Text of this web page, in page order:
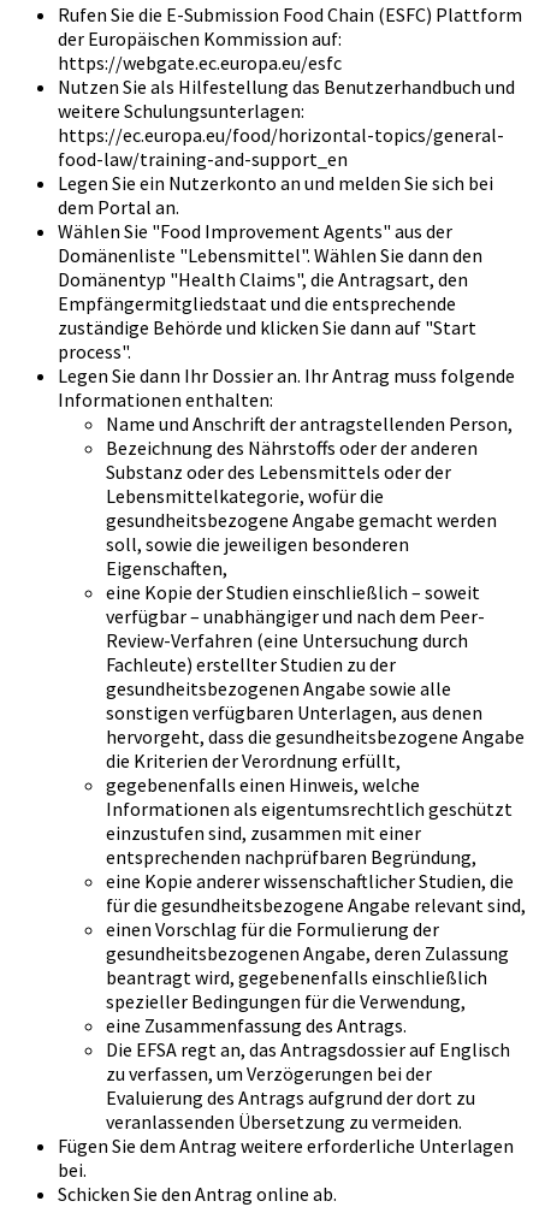
Rufen Sie die E-Submission Food Chain (ESFC) Plattform
der Europäischen Kommission auf:
https://webgate.ec.europa.eu/esfc
Nutzen Sie als Hilfestellung das Benutzerhandbuch und
weitere Schulungsunterlagen:
https://ec.europa.eu/food/horizontal-topics/general-
food-law/training-and-support_en
Legen Sie ein Nutzerkonto an und melden Sie sich bei
dem Portal an.
Wählen Sie "Food Improvement Agents" aus der
Domänenliste "Lebensmittel". Wählen Sie dann den
Domänentyp "Health Claims", die Antragsart, den
Empfängermitgliedstaat und die entsprechende
zuständige Behörde und klicken Sie dann auf "Start
process".
Legen Sie dann Ihr Dossier an. Ihr Antrag muss folgende
Informationen enthalten:
Name und Anschrift der antragstellenden Person,
Bezeichnung des Nährstoffs oder der anderen
Substanz oder des Lebensmittels oder der
Lebensmittelkategorie, wofür die
gesundheitsbezogene Angabe gemacht werden
soll, sowie die jeweiligen besonderen
Eigenschaften,
eine Kopie der Studien einschließlich – soweit
verfügbar – unabhängiger und nach dem Peer-
Review-Verfahren (eine Untersuchung durch
Fachleute) erstellter Studien zu der
gesundheitsbezogenen Angabe sowie alle
sonstigen verfügbaren Unterlagen, aus denen
hervorgeht, dass die gesundheitsbezogene Angabe
die Kriterien der Verordnung erfüllt,
gegebenenfalls einen Hinweis, welche
Informationen als eigentumsrechtlich geschützt
einzustufen sind, zusammen mit einer
entsprechenden nachprüfbaren Begründung,
eine Kopie anderer wissenschaftlicher Studien, die
für die gesundheitsbezogene Angabe relevant sind,
einen Vorschlag für die Formulierung der
gesundheitsbezogenen Angabe, deren Zulassung
beantragt wird, gegebenenfalls einschließlich
spezieller Bedingungen für die Verwendung,
eine Zusammenfassung des Antrags.
Die EFSA regt an, das Antragsdossier auf Englisch
zu verfassen, um Verzögerungen bei der
Evaluierung des Antrags aufgrund der dort zu
veranlassenden Übersetzung zu vermeiden.
Fügen Sie dem Antrag weitere erforderliche Unterlagen
bei.
Schicken Sie den Antrag online ab.